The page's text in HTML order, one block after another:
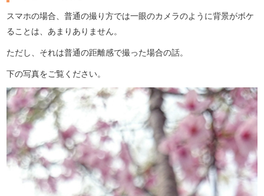
スマホの場合、普通の撮り方では一眼のカメラのように背景がボケ
ることは、あまりありません。
ただし、それは普通の距離感で撮った場合の話。
下の写真をご覧ください。